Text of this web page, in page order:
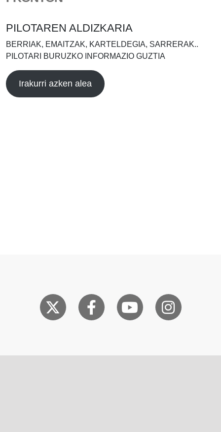
PILOTAREN ALDIZKARIA
BERRIAK, EMAITZAK, KARTELDEGIA, SARRERAK..
PILOTARI BURUZKO INFORMAZIO GUZTIA
Irakurri azken alea